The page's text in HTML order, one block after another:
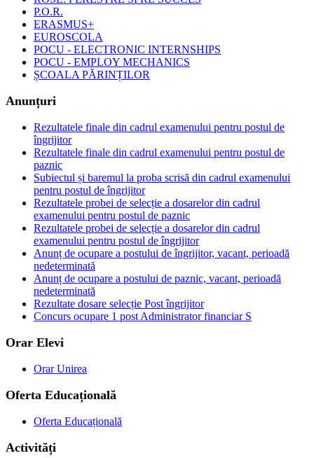
P.O.R.
ERASMUS+
EUROSCOLA
POCU - ELECTRONIC INTERNSHIPS
POCU - EMPLOY MECHANICS
ȘCOALA PĂRINȚILOR
Anunțuri
Rezultatele finale din cadrul examenului pentru postul de
îngrijitor
Rezultatele finale din cadrul examenului pentru postul de
paznic
Subiectul și baremul la proba scrisă din cadrul examenului
pentru postul de îngrijitor
Rezultatele probei de selecție a dosarelor din cadrul
examenului pentru postul de paznic
Rezultatele probei de selecție a dosarelor din cadrul
examenului pentru postul de îngrijitor
Anunț de ocupare a postului de îngrijitor, vacant, perioadă
nedeterminată
Anunț de ocupare a postului de paznic, vacant, perioadă
nedeterminată
Rezultate dosare selecție Post îngrijitor
Concurs ocupare 1 post Administrator financiar S
Orar Elevi
Orar Unirea
Oferta Educațională
Oferta Educațională
Activități